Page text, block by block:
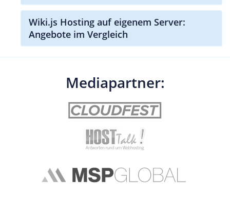
Wiki.js Hosting auf eigenem Server:
Angebote im Vergleich
Mediapartner: